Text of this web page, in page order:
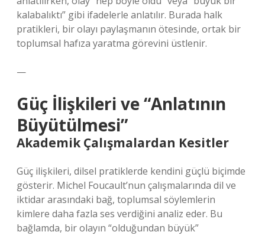
kalabalıktı” gibi ifadelerle anlatılır. Burada halk
pratikleri, bir olayı paylaşmanın ötesinde, ortak bir
toplumsal hafıza yaratma görevini üstlenir.
—
Güç İlişkileri ve “Anlatının
Büyütülmesi”
Akademik Çalışmalardan Kesitler
Güç ilişkileri, dilsel pratiklerde kendini güçlü biçimde
gösterir. Michel Foucault’nun çalışmalarında dil ve
iktidar arasındaki bağ, toplumsal söylemlerin
kimlere daha fazla ses verdiğini analiz eder. Bu
bağlamda, bir olayın “olduğundan büyük”